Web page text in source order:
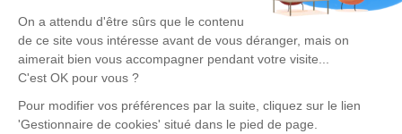
Un service de plantation d’arbre hommage est
disponible ici.